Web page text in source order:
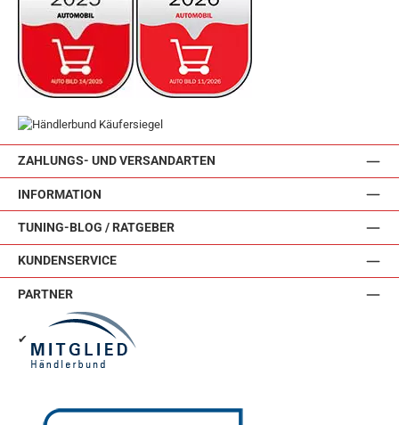
ZAHLUNGS- UND VERSANDARTEN
INFORMATION
TUNING-BLOG / RATGEBER
KUNDENSERVICE
PARTNER
✔